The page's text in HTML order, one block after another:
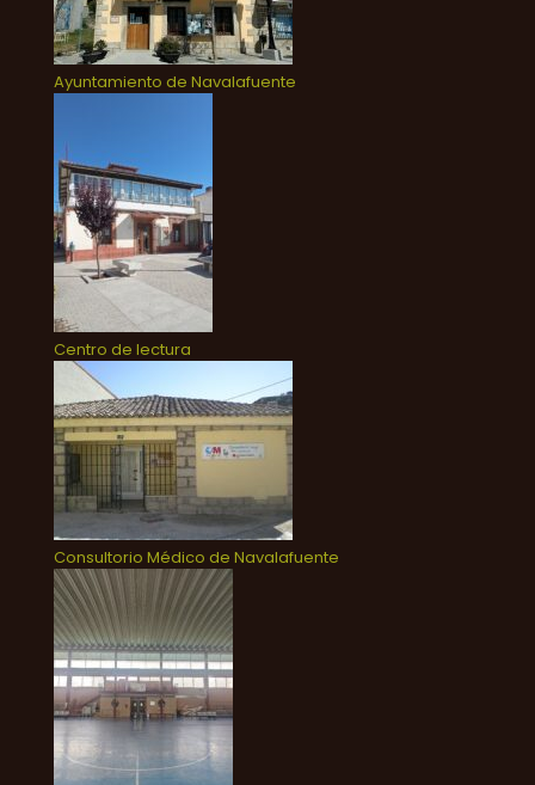
Ayuntamiento de Navalafuente
Centro de lectura
Consultorio Médico de Navalafuente